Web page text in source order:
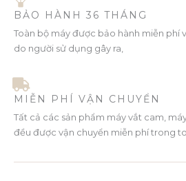
BẢO HÀNH 36 THÁNG
Toàn bộ máy được bảo hành miễn phí
do người sử dụng gây ra,
MIỄN PHÍ VẬN CHUYỂN
Tất cả các sản phẩm máy vắt cam,
đều được vận chuyển miễn phí trong